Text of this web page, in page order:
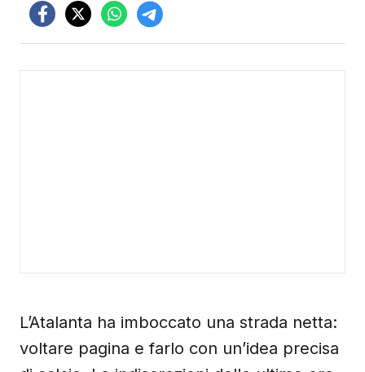
L’Atalanta ha imboccato una strada netta:
voltare pagina e farlo con un’idea precisa